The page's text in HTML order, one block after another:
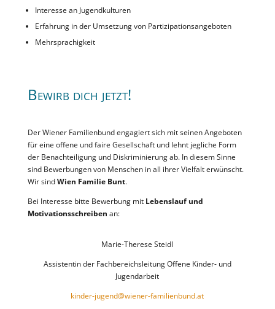
Interesse an Jugendkulturen
Erfahrung in der Umsetzung von Partizipationsangeboten
Mehrsprachigkeit
Bewirb dich jetzt!
Der Wiener Familienbund engagiert sich mit seinen Angeboten
für eine offene und faire Gesellschaft und lehnt jegliche Form
der Benachteiligung und Diskriminierung ab. In diesem Sinne
sind Bewerbungen von Menschen in all ihrer Vielfalt erwünscht.
Wir sindWien Familie Bunt.
Bei Interesse bitte Bewerbung mitLebenslauf und
Motivationsschreiben an:
Marie-Therese Steidl
Assistentin der Fachbereichsleitung Offene Kinder- und
Jugendarbeit
kinder-jugend@wiener-familienbund.at